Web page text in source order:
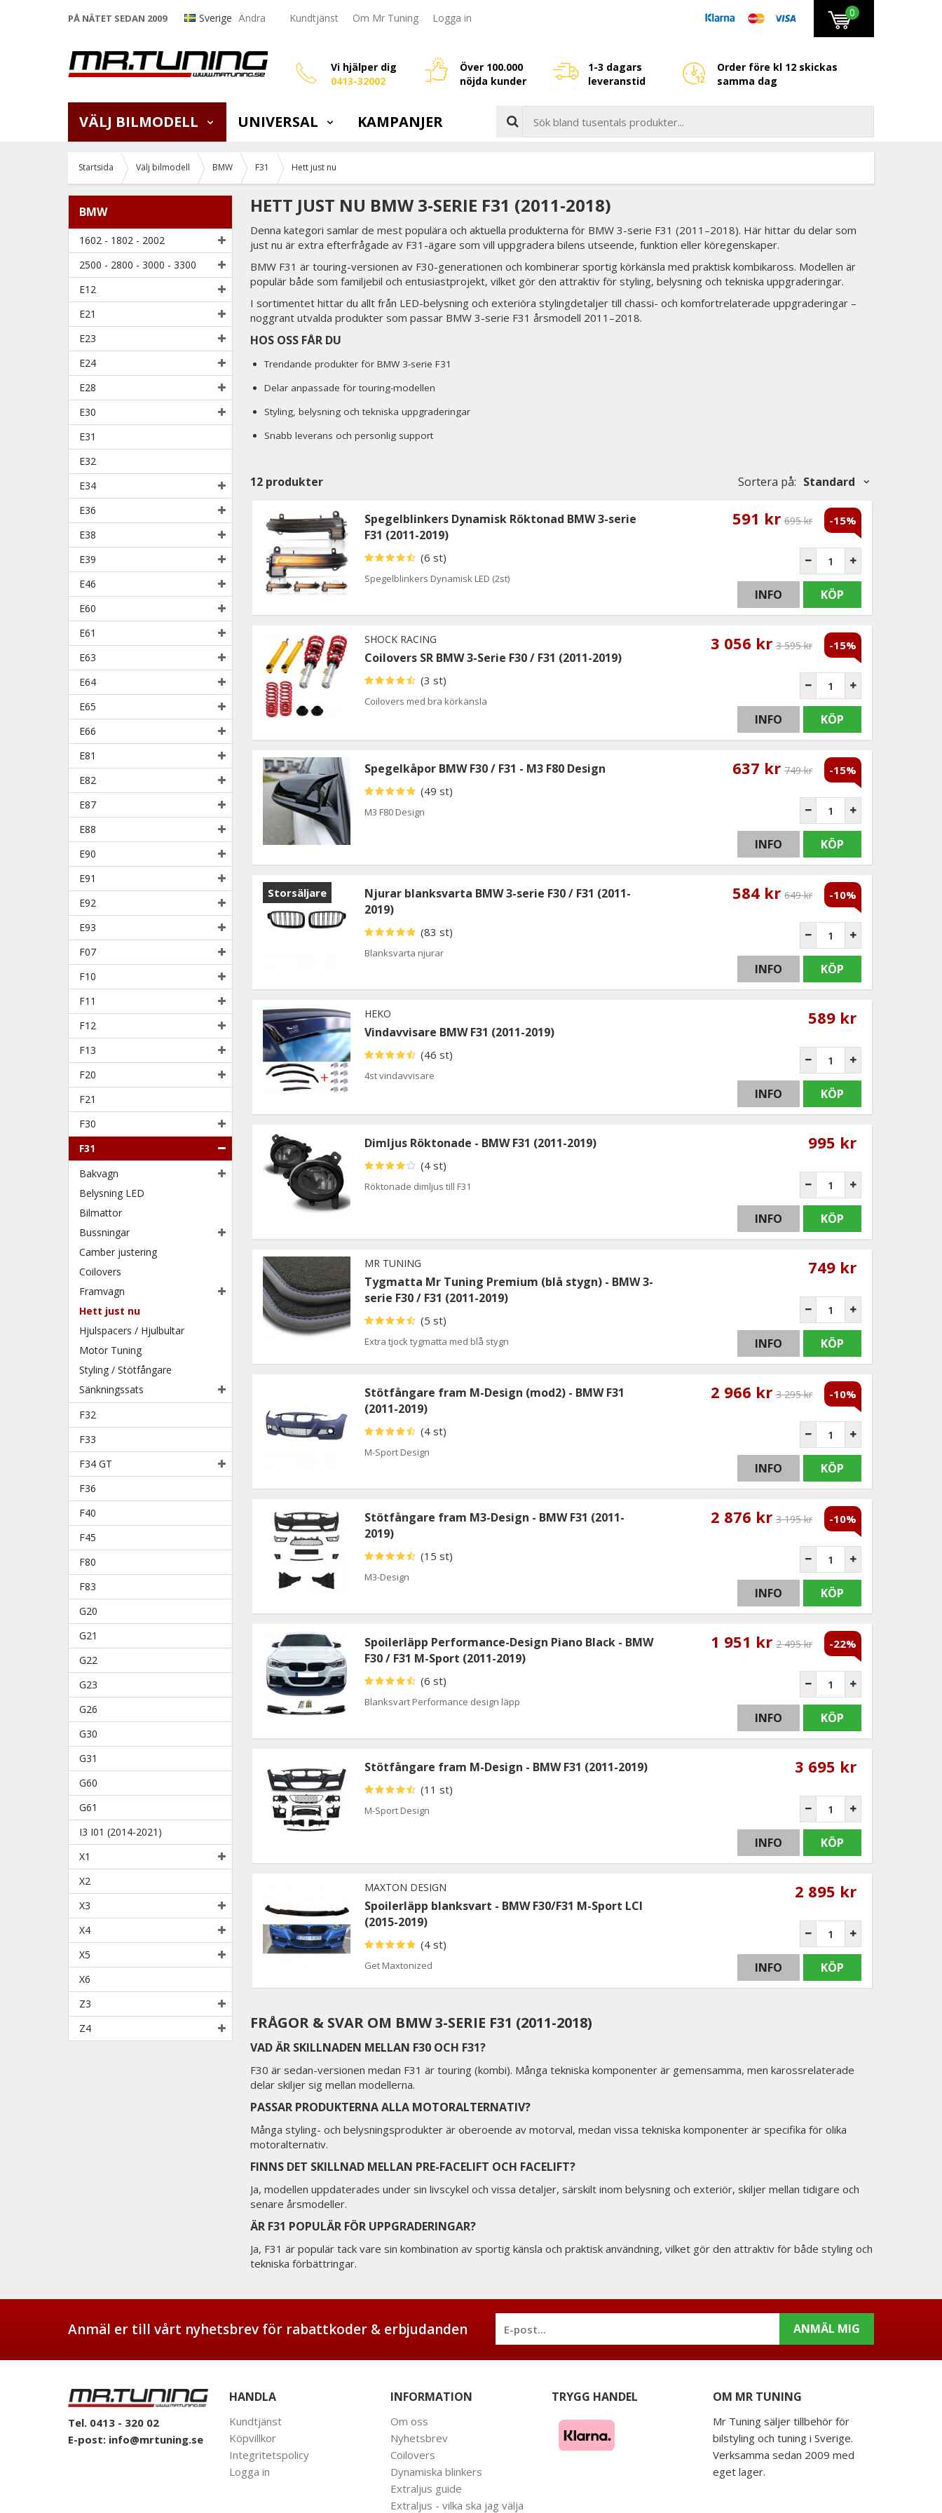
PÅ NÄTET SEDAN 2009 Sverige Ändra Kundtjänst Om Mr Tuning Logga in 0
Vi hjälper dig
0413-32002
Över 100.000
nöjda kunder
1-3 dagars
leveranstid
Order före kl 12 skickas
samma dag
VÄLJ BILMODELL UNIVERSAL KAMPANJER
Startsida Välj bilmodell BMW F31 Hett just nu
BMW
1602 - 1802 - 2002
2500 - 2800 - 3000 - 3300
E12
E21
E23
E24
E28
E30
E31
E32
E34
E36
E38
E39
E46
E60
E61
E63
E64
E65
E66
E81
E82
E87
E88
E90
E91
E92
E93
F07
F10
F11
F12
F13
F20
F21
F30
F31
Bakvagn
Belysning LED
Bilmattor
Bussningar
Camber justering
Coilovers
Framvagn
Hett just nu
Hjulspacers / Hjulbultar
Motor Tuning
Styling / Stötfångare
Sänkningssats
F32
F33
F34 GT
F36
F40
F45
F80
F83
G20
G21
G22
G23
G26
G30
G31
G60
G61
I3 I01 (2014-2021)
X1
X2
X3
X4
X5
X6
Z3
Z4
HETT JUST NU BMW 3-SERIE F31 (2011-2018)
Denna kategori samlar de mest populära och aktuella produkterna för BMW 3-serie F31 (2011–2018). Här hittar du delar som
just nu är extra efterfrågade av F31-ägare som vill uppgradera bilens utseende, funktion eller köregenskaper.
BMW F31 är touring-versionen av F30-generationen och kombinerar sportig körkänsla med praktisk kombikaross. Modellen är
populär både som familjebil och entusiastprojekt, vilket gör den attraktiv för styling, belysning och tekniska uppgraderingar.
I sortimentet hittar du allt från LED-belysning och exteriöra stylingdetaljer till chassi- och komfortrelaterade uppgraderingar –
noggrant utvalda produkter som passar BMW 3-serie F31 årsmodell 2011–2018.
HOS OSS FÅR DU
Trendande produkter för BMW 3-serie F31
Delar anpassade för touring-modellen
Styling, belysning och tekniska uppgraderingar
Snabb leverans och personlig support
12 produkter Sortera på: Standard
Spegelblinkers Dynamisk Röktonad BMW 3-serie
F31 (2011-2019)
(6 st)
Spegelblinkers Dynamisk LED (2st)
591 kr 695 kr -15%
INFO KÖP
SHOCK RACING
Coilovers SR BMW 3-Serie F30 / F31 (2011-2019)
(3 st)
Coilovers med bra körkänsla
3 056 kr 3 595 kr -15%
INFO KÖP
Spegelkåpor BMW F30 / F31 - M3 F80 Design
(49 st)
M3 F80 Design
637 kr 749 kr -15%
INFO KÖP
Storsäljare
Njurar blanksvarta BMW 3-serie F30 / F31 (2011-
2019)
(83 st)
Blanksvarta njurar
584 kr 649 kr -10%
INFO KÖP
HEKO
Vindavvisare BMW F31 (2011-2019)
(46 st)
4st vindavvisare
589 kr
INFO KÖP
Dimljus Röktonade - BMW F31 (2011-2019)
(4 st)
Röktonade dimljus till F31
995 kr
INFO KÖP
MR TUNING
Tygmatta Mr Tuning Premium (blå stygn) - BMW 3-
serie F30 / F31 (2011-2019)
(5 st)
Extra tjock tygmatta med blå stygn
749 kr
INFO KÖP
Stötfångare fram M-Design (mod2) - BMW F31
(2011-2019)
(4 st)
M-Sport Design
2 966 kr 3 295 kr -10%
INFO KÖP
Stötfångare fram M3-Design - BMW F31 (2011-
2019)
(15 st)
M3-Design
2 876 kr 3 195 kr -10%
INFO KÖP
Spoilerläpp Performance-Design Piano Black - BMW
F30 / F31 M-Sport (2011-2019)
(6 st)
Blanksvart Performance design läpp
1 951 kr 2 495 kr -22%
INFO KÖP
Stötfångare fram M-Design - BMW F31 (2011-2019)
(11 st)
M-Sport Design
3 695 kr
INFO KÖP
MAXTON DESIGN
Spoilerläpp blanksvart - BMW F30/F31 M-Sport LCI
(2015-2019)
(4 st)
Get Maxtonized
2 895 kr
INFO KÖP
FRÅGOR & SVAR OM BMW 3-SERIE F31 (2011-2018)
VAD ÄR SKILLNADEN MELLAN F30 OCH F31?
F30 är sedan-versionen medan F31 är touring (kombi). Många tekniska komponenter är gemensamma, men karossrelaterade
delar skiljer sig mellan modellerna.
PASSAR PRODUKTERNA ALLA MOTORALTERNATIV?
Många styling- och belysningsprodukter är oberoende av motorval, medan vissa tekniska komponenter är specifika för olika
motoralternativ.
FINNS DET SKILLNAD MELLAN PRE-FACELIFT OCH FACELIFT?
Ja, modellen uppdaterades under sin livscykel och vissa detaljer, särskilt inom belysning och exteriör, skiljer mellan tidigare och
senare årsmodeller.
ÄR F31 POPULÄR FÖR UPPGRADERINGAR?
Ja, F31 är populär tack vare sin kombination av sportig känsla och praktisk användning, vilket gör den attraktiv för både styling och
tekniska förbättringar.
Anmäl er till vårt nyhetsbrev för rabattkoder & erbjudanden ANMÄL MIG
Tel. 0413 - 320 02
E-post: info@mrtuning.se
HANDLA
Kundtjänst
Köpvillkor
Integritetspolicy
Logga in
INFORMATION
Om oss
Nyhetsbrev
Coilovers
Dynamiska blinkers
Extraljus guide
Extraljus - vilka ska jag välja
TRYGG HANDEL OM MR TUNING
Mr Tuning säljer tillbehör för
bilstyling och tuning i Sverige.
Verksamma sedan 2009 med
eget lager.